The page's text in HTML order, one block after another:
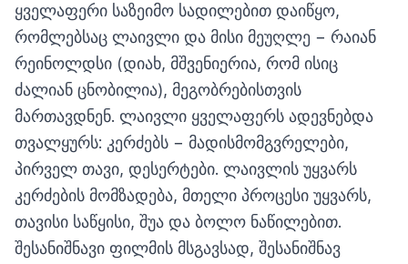
ყველაფერი საზეიმო სადილებით დაიწყო,
რომლებსაც ლაივლი და მისი მეუღლე − რაიან
რეინოლდსი (დიახ, მშვენიერია, რომ ისიც
ძალიან ცნობილია), მეგობრებისთვის
მართავდნენ. ლაივლი ყველაფერს ადევნებდა
თვალყურს: კერძებს − მადისმომგვრელები,
პირველ თავი, დესერტები. ლაივლის უყვარს
კერძების მომზადება, მთელი პროცესი უყვარს,
თავისი საწყისი, შუა და ბოლო ნაწილებით.
შესანიშნავი ფილმის მსგავსად, შესანიშნავ